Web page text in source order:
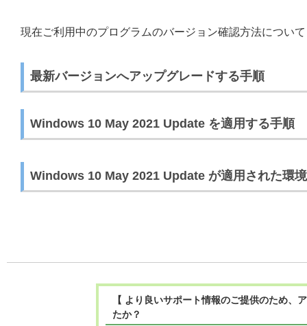
現在ご利用中のプログラムのバージョン確認方法について
最新バージョンへアップグレードする手順
Windows 10 May 2021 Update を適用する手順
Windows 10 May 2021 Update が適用された環
【 より良いサポート情報のご提供のため
たか？